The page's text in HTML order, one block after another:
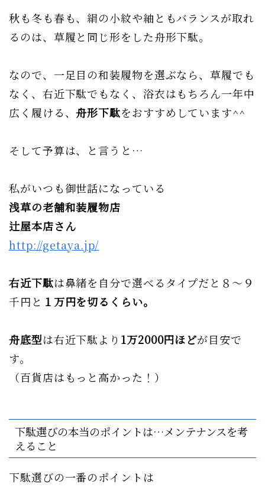
秋も冬も春も、絹の小紋や紬ともバランスが取れ
るのは、草履と同じ形をした舟形下駄。
なので、一足目の和装履物を選ぶなら、草履でも
なく、右近下駄でもなく、浴衣はもちろん一年中
広く履ける、舟形下駄をおすすめしています^^
そして予算は、と言うと…
私がいつも御世話になっている
浅草の老舗和装履物店
辻屋本店さん
http://getaya.jp/
右近下駄は鼻緒を自分で選べるタイプだと８〜９
千円と １万円を切るくらい。
舟底型は右近下駄より 1万2000円ほどが目安で
す。
（百貨店はもっと高かった！）
下駄選びの本当のポイントは…メンテナンスを考
えること
下駄選びの一番のポイントは